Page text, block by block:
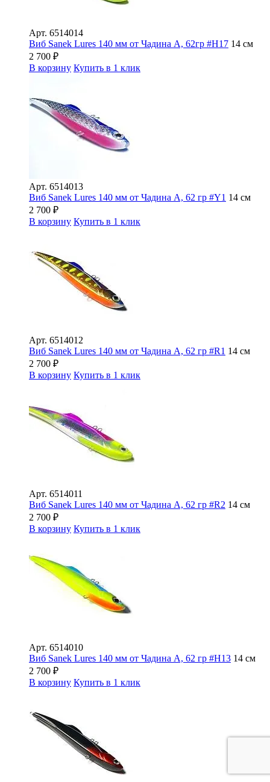
Арт. 6514014
Виб Sanek Lures 140 мм от Чадина А, 62гр #Н17 14 см
2 700 ₽
В корзину Купить в 1 клик
Арт. 6514013
Виб Sanek Lures 140 мм от Чадина А, 62 гр #Y1 14 см
2 700 ₽
В корзину Купить в 1 клик
Арт. 6514012
Виб Sanek Lures 140 мм от Чадина А, 62 гр #R1 14 см
2 700 ₽
В корзину Купить в 1 клик
Арт. 6514011
Виб Sanek Lures 140 мм от Чадина А, 62 гр #R2 14 см
2 700 ₽
В корзину Купить в 1 клик
Арт. 6514010
Виб Sanek Lures 140 мм от Чадина А, 62 гр #Н13 14 см
2 700 ₽
В корзину Купить в 1 клик